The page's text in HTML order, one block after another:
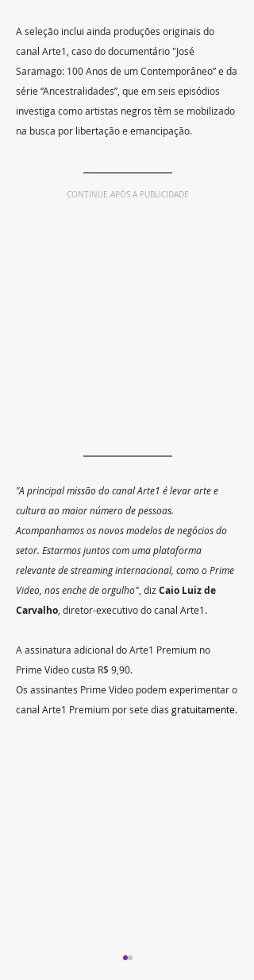
A seleção inclui ainda produções originais do
canal Arte1, caso do documentário "José
Saramago: 100 Anos de um Contemporâneo” e da
série “Ancestralidades”, que em seis episódios
investiga como artistas negros têm se mobilizado
na busca por libertação e emancipação.
CONTINUE APÓS A PUBLICIDADE
"A principal missão do canal Arte1 é levar arte e
cultura ao maior número de pessoas.
Acompanhamos os novos modelos de negócios do
setor. Estarmos juntos com uma plataforma
relevante de streaming internacional, como o Prime
Video, nos enche de orgulho" , diz Caio Luiz de
Carvalho , diretor-executivo do canal Arte1.
A assinatura adicional do Arte1 Premium no
Prime Video custa R$ 9,90.
Os assinantes Prime Video podem experimentar o
canal Arte1 Premium por sete dias gratuitamente.